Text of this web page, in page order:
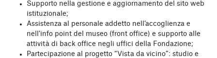
Supporto nella gestione e aggiornamento del sito web
istituzionale;
Assistenza al personale addetto nell’accoglienza e
nell’info point del museo (front office) e supporto alle
attività di back office negli uffici della Fondazione;
Partecipazione al progetto “Vista da vicino”: studio e